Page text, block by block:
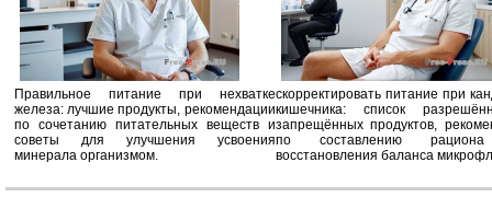
Правильное питание при нехватке
железа: лучшие продукты, рекомендации
по сочетанию питательных веществ и
советы для улучшения усвоения
минерала организмом.
скорректировать питание при
кишечника: список
запрещённых продуктов,
по составлению
восстановления баланса